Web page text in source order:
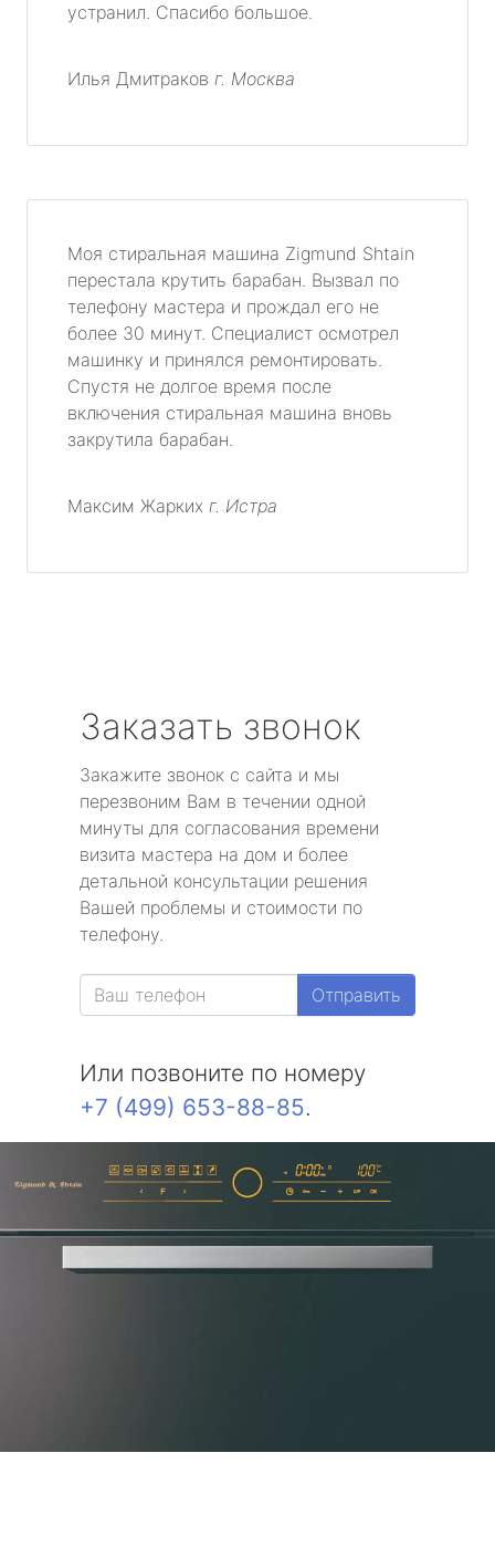
устранил. Спасибо большое.
Илья Дмитраков г. Москва
Моя стиральная машина Zigmund Shtain
перестала крутить барабан. Вызвал по
телефону мастера и прождал его не
более 30 минут. Специалист осмотрел
машинку и принялся ремонтировать.
Спустя не долгое время после
включения стиральная машина вновь
закрутила барабан.
Максим Жарких г. Истра
Заказать звонок
Закажите звонок с сайта и мы
перезвоним Вам в течении одной
минуты для согласования времени
визита мастера на дом и более
детальной консультации решения
Вашей проблемы и стоимости по
телефону.
Отправить
Или позвоните по номеру
+7 (499) 653-88-85.